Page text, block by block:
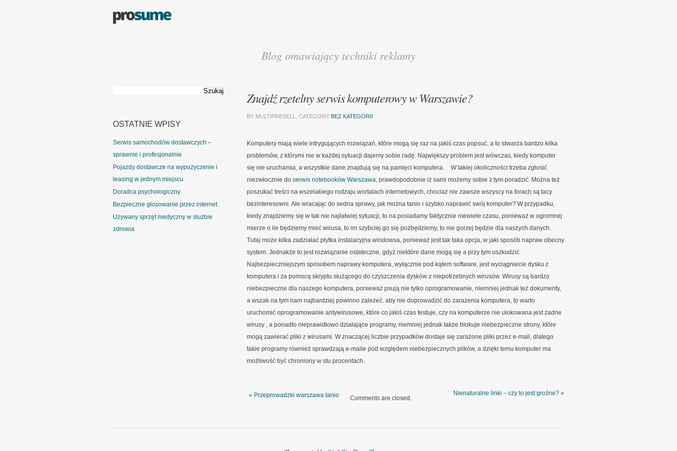
Blog omawiający techniki reklamy
Znajdź rzetelny serwis komputerowy w Warszawie?
BY MULTIPRESELL, CATEGORY BEZ KATEGORII
Komputery mają wiele intrygujących rozwiązań, które mogą się raz na jakiś czas popsuć, a to stwarza bardzo kilka
problemów, z którymi nie w każdej sytuacji dajemy sobie radę. Największy problem jest wówczas, kiedy komputer
się nie uruchamia, a wszystkie dane znajdują się na pamięci komputera.
W takiej okoliczności trzeba zgłosić
niezwłocznie do serwis notebooków Warszawa, prawdopodobnie iż sami możemy sobie z tym poradzić. Można też
poszukać treści na wszelakiego rodzaju wortalach internetowych, chociaż nie zawsze wszyscy na forach są tacy
bezinteresowni. Ale wracając do sedna sprawy, jak można tanio i szybko naprawić swój komputer? W przypadku,
kiedy znajdziemy się w tak nie najłatwiej sytuacji, to na posiadamy faktycznie niewiele czasu, ponieważ w ogromnej
mierze o ile będziemy mieć wirusa, to im szybciej go się pozbędziemy, to nie gorzej będzie dla naszych danych.
Tutaj może kilka zadziałać płytka instalacyjna windowsa, ponieważ jest tak taka opcja, w jaki sposób napraw obecny
system. Jednakże to jest rozwiązanie ostateczne, gdyż niektóre dane mogą się a przy tym uszkodzić.
Najbezpieczniejszym sposobem naprawy komputera, wyłącznie pod kątem software, jest wyciągniecie dysku z
komputera i za pomocą skryptu służącego do czyszczenia dysków z niepotrzebnych wirusów. Wirusy są bardzo
niebezpieczne dla naszego komputera, ponieważ psują nie tylko oprogramowanie, niemniej jednak też dokumenty,
a wszak na tym nam najbardziej powinno zależeć. aby nie doprowadzić do zarażenia komputera, to warto
uruchomić oprogramowanie antywirusowe, które co jakiś czas testuje, czy na komputerze nie ulokowana jest żadne
wirusy , a ponadto nieprawidłowo działające programy, niemniej jednak także blokuje niebezpieczne strony, które
mogą zawierać pliki z wirusami. W znaczącej liczbie przypadków dostaje się zarażone pliki przez e-mail, dlatego
takie programy również sprawdzają e-maile pod względem niebezpiecznych plików, a dzięki temu komputer ma
możliwość być chroniony w stu procentach.
Nienaturalne linki – czy to jest groźne? »
« Przeprowadzki warszawa tanio Comments are closed.
OSTATNIE WPISY
Serwis samochodów dostawczych –
sprawnie i profesjonalnie
Pojazdy dostawcze na wypożyczenie i
leasing w jednym miejscu
Doradca psychologiczny
Bezpieczne głosowanie przez internet
Używany sprzęt medyczny w służbie
zdrowia